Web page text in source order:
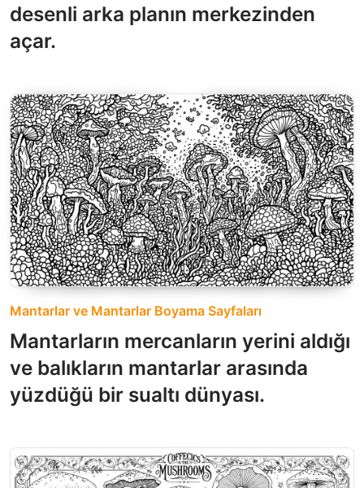
desenli arka planın merkezinden
açar.
Mantarlar ve Mantarlar Boyama Sayfaları
Mantarların mercanların yerini aldığı
ve balıkların mantarlar arasında
yüzdüğü bir sualtı dünyası.